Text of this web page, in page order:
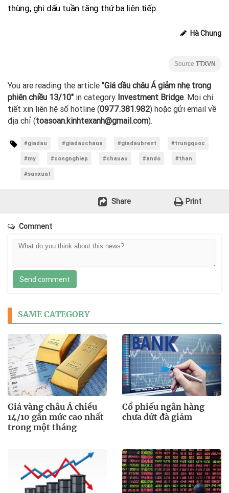
thùng, ghi dấu tuần tăng thứ ba liên tiếp.
Hà Chung
Source TTXVN
You are reading the article "Giá dầu châu Á giảm nhẹ trong
phiên chiều 13/10" in category Investment Bridge. Mọi chi
tiết xin liên hệ số hotline (0977.381.982) hoặc gửi email về
địa chỉ (toasoan.kinhtexanh@gmail.com).
#giadau #giadauchaua #giadaubrent #trungquoc
#my #congnghiep #chauau #ando #than
#sanxuat
Share Print
Comment
Send comment
SAME CATEGORY
Giá vàng châu Á chiều
14/10 gần mức cao nhất
trong một tháng
Cổ phiếu ngân hàng
chưa dứt đà giảm